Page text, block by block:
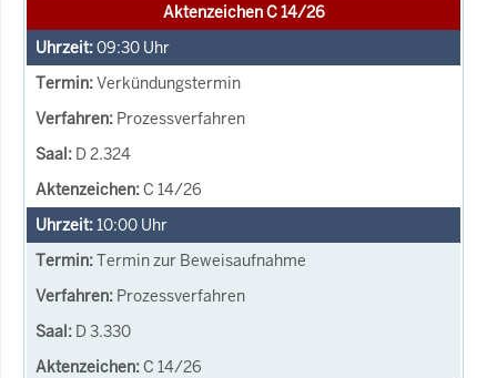
Aktenzeichen C 14/26
09:30 Uhr
Verkündungstermin
Prozessverfahren
D 2.324
C 14/26
10:00 Uhr
Termin zur Beweisaufnahme
Prozessverfahren
D 3.330
C 14/26